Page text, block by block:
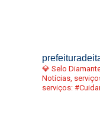
💎 Selo
Notícias,
serviços: